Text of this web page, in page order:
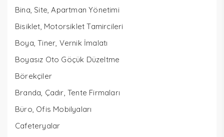
Bina, Site, Apartman Yönetimi
Bisiklet, Motorsiklet Tamircileri
Boya, Tiner, Vernik İmalatı
Boyasız Oto Göçük Düzeltme
Börekçiler
Branda, Çadır, Tente Firmaları
Büro, Ofis Mobilyaları
Cafeteryalar